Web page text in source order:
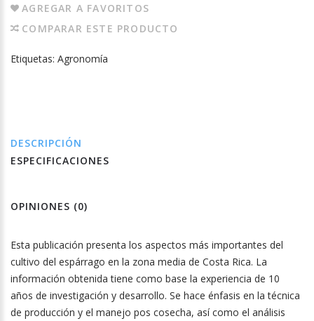
AGREGAR A FAVORITOS
COMPARAR ESTE PRODUCTO
Etiquetas: Agronomía
DESCRIPCIÓN
ESPECIFICACIONES
OPINIONES (0)
Esta publicación presenta los aspectos más importantes del
cultivo del espárrago en la zona media de Costa Rica. La
información obtenida tiene como base la experiencia de 10
años de investigación y desarrollo. Se hace énfasis en la técnica
de producción y el manejo pos cosecha, así como el análisis